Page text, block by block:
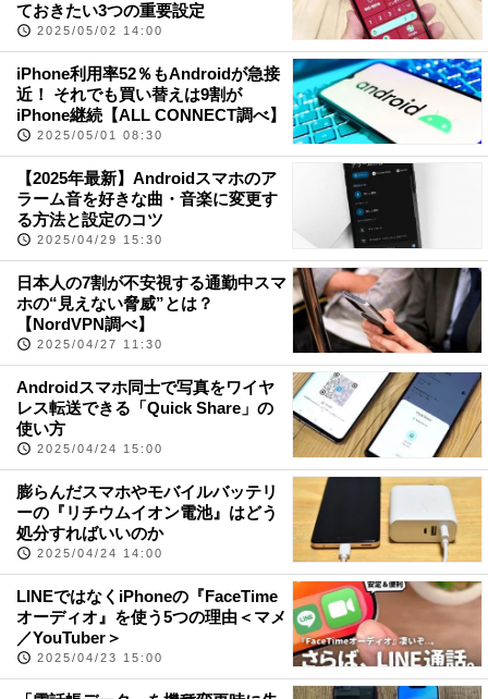
ておきたい3つの重要設定
2025/05/02 14:00
iPhone利用率52％もAndroidが急接
近！ それでも買い替えは9割が
iPhone継続【ALL CONNECT調べ】
2025/05/01 08:30
【2025年最新】Androidスマホのア
ラーム音を好きな曲・音楽に変更す
る方法と設定のコツ
2025/04/29 15:30
日本人の7割が不安視する通勤中スマ
ホの“見えない脅威”とは？
【NordVPN調べ】
2025/04/27 11:30
Androidスマホ同士で写真をワイヤ
レス転送できる「Quick Share」の
使い方
2025/04/24 15:00
膨らんだスマホやモバイルバッテリ
ーの『リチウムイオン電池』はどう
処分すればいいのか
2025/04/24 14:00
LINEではなくiPhoneの『FaceTime
オーディオ』を使う5つの理由＜マメ
／YouTuber＞
2025/04/23 15:00